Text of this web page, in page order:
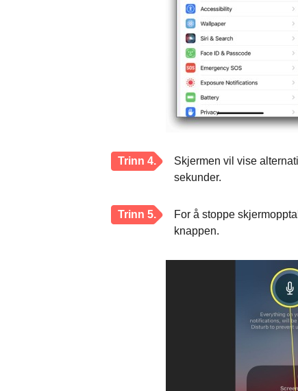
Trinn 4.
Skjermen vil vise
sekunder.
Trinn 5.
For å stoppe
knappen.